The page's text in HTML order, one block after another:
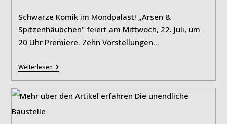
Schwarze Komik im Mondpalast! „Arsen &
Spitzenhäubchen" feiert am Mittwoch, 22. Juli, um
20 Uhr Premiere. Zehn Vorstellungen…
Weiterlesen„Arsen
&
Spitzenhäubchen“